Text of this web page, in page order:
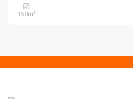
todos suítes, sala, copa, lavabo,
Externo: baga de estacionamento
150m²